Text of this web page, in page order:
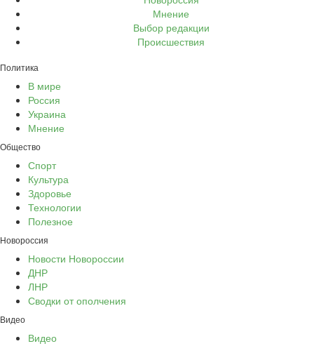
Мнение
Выбор редакции
Происшествия
Политика
В мире
Россия
Украина
Мнение
Общество
Спорт
Культура
Здоровье
Технологии
Полезное
Новороссия
Новости Новороссии
ДНР
ЛНР
Сводки от ополчения
Видео
Видео